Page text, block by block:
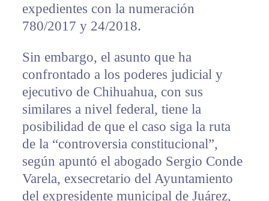
expedientes con la numeración
780/2017 y 24/2018.
Sin embargo, el asunto que ha
confrontado a los poderes judicial y
ejecutivo de Chihuahua, con sus
similares a nivel federal, tiene la
posibilidad de que el caso siga la ruta
de la “controversia constitucional”,
según apuntó el abogado Sergio Conde
Varela, exsecretario del Ayuntamiento
del expresidente municipal de Juárez,